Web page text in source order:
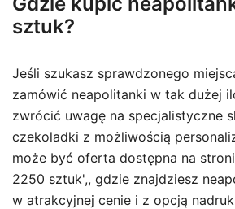
sztuk?
Jeśli szukasz sprawdzonego
zamówić neapolitanki w tak dużej
zwrócić uwagę na specjalistyczne
czekoladki z możliwością
może być oferta dostępna na
2250 sztuk',, gdzie znajdziesz
w atrakcyjnej cenie i z opcją